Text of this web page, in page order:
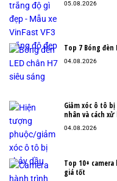
05.08.2026
Top 7 Bóng đèn
04.08.2026
Giảm xóc ô tô
nhân và cách xử
04.08.2026
Top 10+
giá tốt